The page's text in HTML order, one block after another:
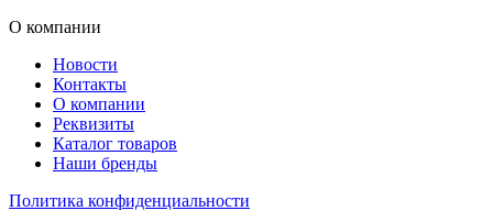
О компании
Новости
Контакты
О компании
Реквизиты
Каталог товаров
Наши бренды
Политика конфиденциальности